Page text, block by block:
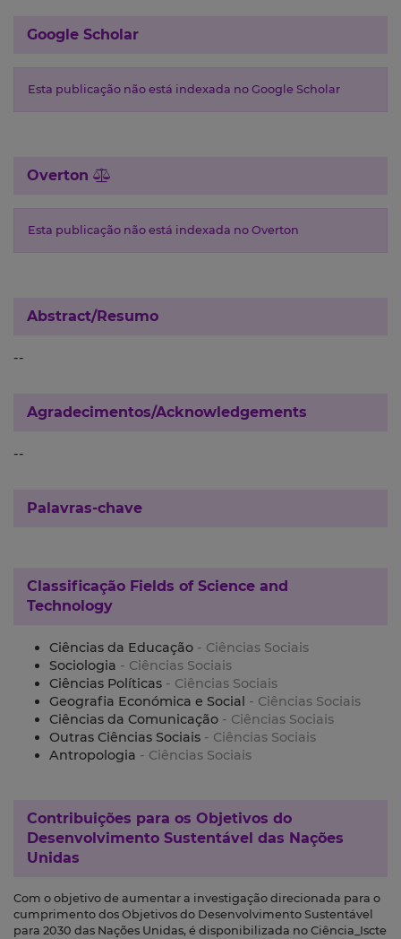
Google Scholar
Esta publicação não está indexada no Google Scholar
Overton
Esta publicação não está indexada no Overton
Abstract/Resumo
--
Agradecimentos/Acknowledgements
--
Palavras-chave
Classificação Fields of Science and
Technology
Ciências da Educação - Ciências Sociais
Sociologia - Ciências Sociais
Ciências Políticas - Ciências Sociais
Geografia Económica e Social - Ciências Sociais
Ciências da Comunicação - Ciências Sociais
Outras Ciências Sociais - Ciências Sociais
Antropologia - Ciências Sociais
Contribuições para os Objetivos do
Desenvolvimento Sustentável das Nações
Unidas
Com o objetivo de aumentar a investigação direcionada para o
cumprimento dos Objetivos do Desenvolvimento Sustentável
para 2030 das Nações Unidas, é disponibilizada no Ciência_Iscte